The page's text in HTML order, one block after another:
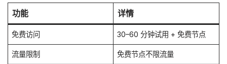
功能 详情
免费访问 30–60 分钟试用 + 免费节点
流量限制 免费节点不限流量